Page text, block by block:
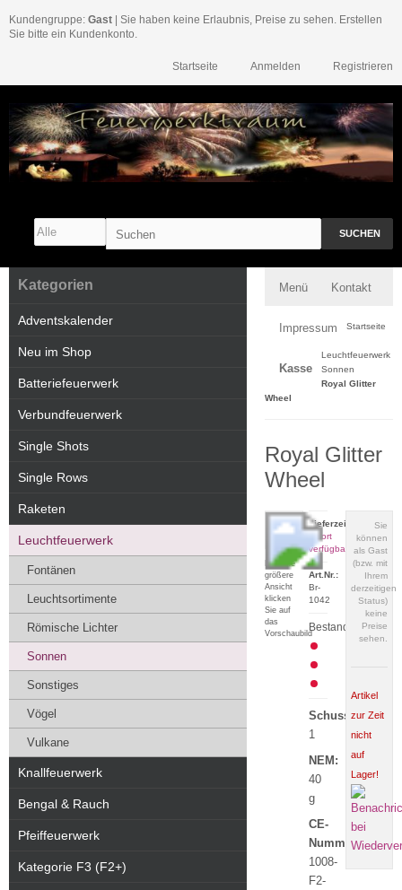
Kundengruppe: Gast | Sie haben keine Erlaubnis, Preise zu sehen. Erstellen
Sie bitte ein Kundenkonto.
Registrieren
Anmelden
Startseite
SUCHEN
Menü Kontakt
Impressum
Kasse
Startseite
Leuchtfeuerwerk
Sonnen
Royal Glitter
Wheel
Royal Glitter
Wheel
Für eine
größere
Ansicht
klicken
Sie auf
das
Vorschaubild
Sie
können
als Gast
(bzw. mit
Ihrem
derzeitigen
Status)
keine
Preise
sehen.
Artikel
zur Zeit
nicht
auf
Lager!
Lieferzeit:
sofort
verfügbar
Art.Nr.:
Br-
1042
Bestand:
Schuss:
1
NEM:
40
g
CE-
Nummer:
1008-
F2-
Kategorien
Adventskalender
Neu im Shop
Batteriefeuerwerk
Verbundfeuerwerk
Single Shots
Single Rows
Raketen
Leuchtfeuerwerk
Fontänen
Leuchtsortimente
Römische Lichter
Sonnen
Sonstiges
Vögel
Vulkane
Knallfeuerwerk
Bengal & Rauch
Pfeiffeuerwerk
Kategorie F3 (F2+)